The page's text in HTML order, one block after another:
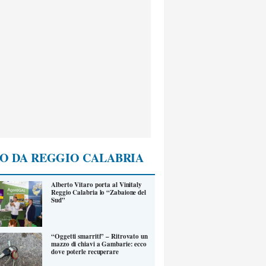
DA REGGIO CALABRIA
Alberto Vitaro porta al Vinitaly
Reggio Calabria lo “Zabaione del
Sud”
“Oggetti smarriti” – Ritrovato un
mazzo di chiavi a Gambarie: ecco
dove poterle recuperare